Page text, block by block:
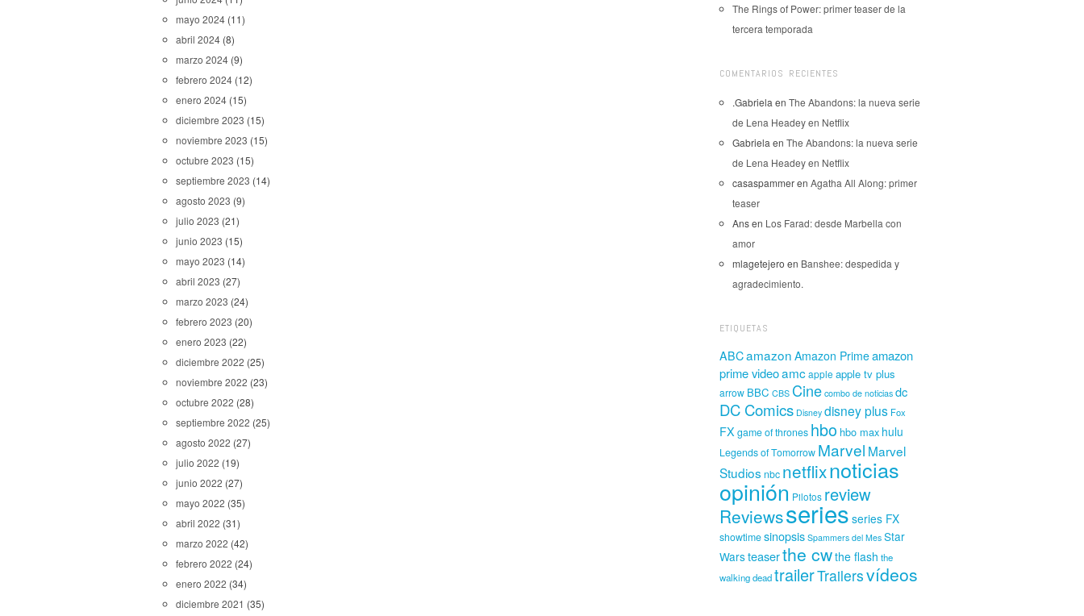
mayo 2024 (11)
abril 2024 (8)
marzo 2024 (9)
febrero 2024 (12)
enero 2024 (15)
diciembre 2023 (15)
noviembre 2023 (15)
octubre 2023 (15)
septiembre 2023 (14)
agosto 2023 (9)
julio 2023 (21)
junio 2023 (15)
mayo 2023 (14)
abril 2023 (27)
marzo 2023 (24)
febrero 2023 (20)
enero 2023 (22)
diciembre 2022 (25)
noviembre 2022 (23)
octubre 2022 (28)
septiembre 2022 (25)
agosto 2022 (27)
julio 2022 (19)
junio 2022 (27)
mayo 2022 (35)
abril 2022 (31)
marzo 2022 (42)
febrero 2022 (24)
enero 2022 (34)
diciembre 2021 (35)
The Rings of Power: primer teaser de la
tercera temporada
COMENTARIOS RECIENTES
.Gabriela en The Abandons: la nueva serie
de Lena Headey en Netflix
Gabriela en The Abandons: la nueva serie
de Lena Headey en Netflix
casaspammeren Agatha All Along: primer
teaser
Ansen Los Farad: desde Marbella con
amor
mlagetejero en Banshee: despedida y
agradecimiento.
ETIQUETAS
ABCamazon Amazon Primeamazon
prime videoamcapple apple tv plus
arrow BBC CBS Cine combo de noticias dc
DC Comics Disney disney plus Fox
FX game of thrones hbo hbo max hulu
Legends of Tomorrow Marvel Marvel
Studios nbc netflixnoticias
opinión Pilotos review
Reviewsseries series FX
showtimesinopsis Spammers del Mes Star
Warsteaserthe cwthe flash the
walking deadtrailerTrailersvídeos